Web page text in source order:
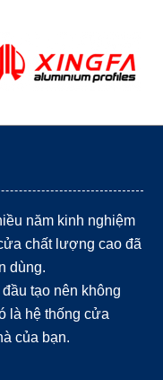
năm kinh nghiệm
chất lượng cao đã
dùng.
tạo nên không
là hệ thống cửa
của bạn.